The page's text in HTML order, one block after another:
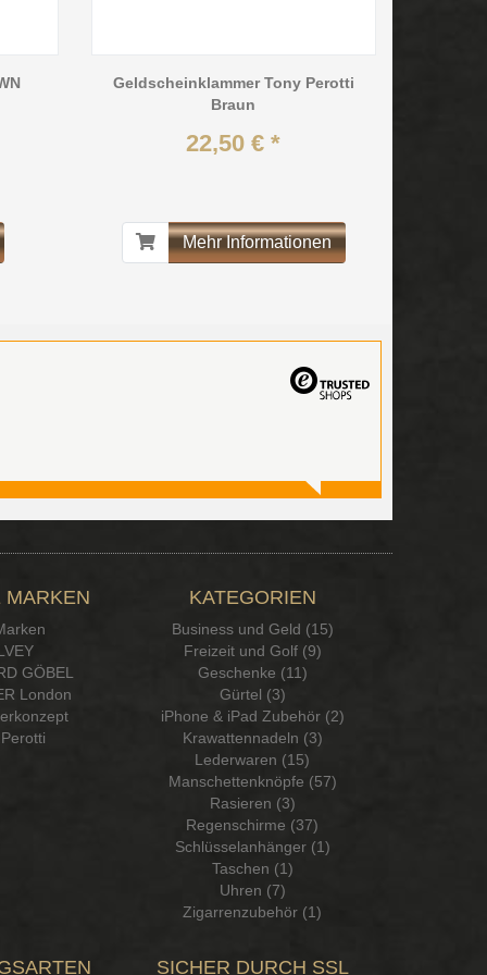
Geldscheinklammer Tony Perotti
Braun
22,50 € *
Mehr Informationen
MARKEN
GÖBEL
London
KATEGORIEN
Business und Geld (15)
Freizeit und Golf (9)
Geschenke (11)
Gürtel (3)
iPhone & iPad Zubehör (2)
Krawattennadeln (3)
Lederwaren (15)
Manschettenknöpfe (57)
Rasieren (3)
Regenschirme (37)
Schlüsselanhänger (1)
Taschen (1)
Uhren (7)
Zigarrenzubehör (1)
SICHER DURCH SSL